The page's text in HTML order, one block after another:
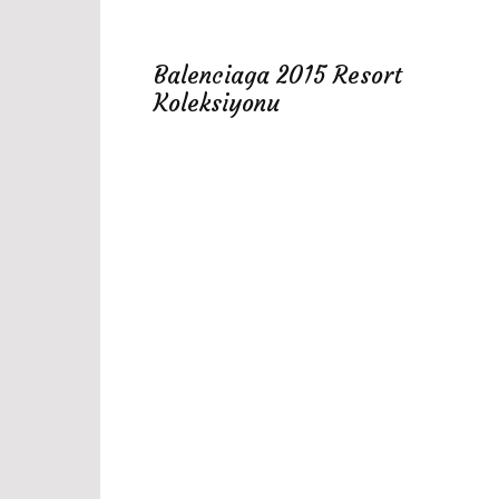
Balenciaga 2015 Resort
Koleksiyonu